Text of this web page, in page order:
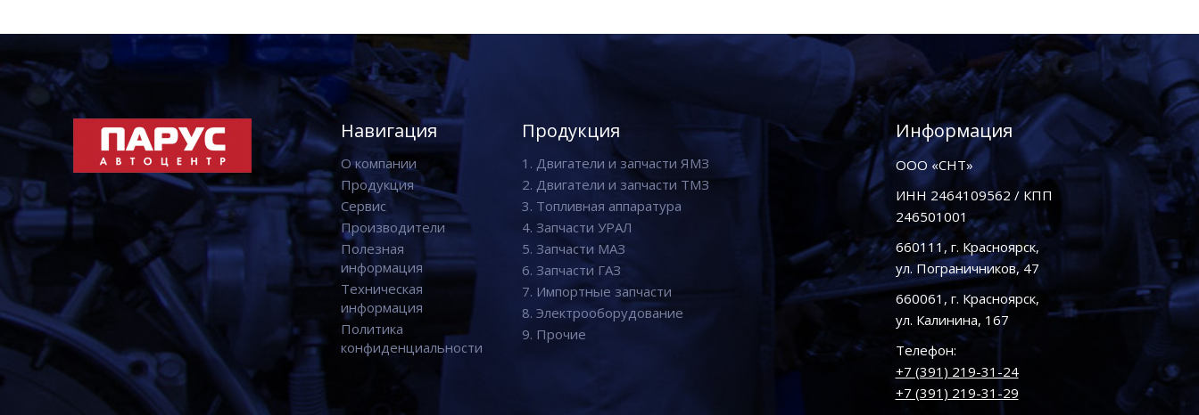
Навигация
О компании
Продукция
Сервис
Производители
Полезная
информация
Техническая
информация
Политика
конфиденциальности
Продукция
1. Двигатели и запчасти ЯМЗ
2. Двигатели и запчасти ТМЗ
3. Топливная аппаратура
4. Запчасти УРАЛ
5. Запчасти МАЗ
6. Запчасти ГАЗ
7. Импортные запчасти
8. Электрооборудование
9. Прочие
Информация
ООО «СНТ»
ИНН 2464109562 / КПП
246501001
660111, г. Красноярск,
ул. Пограничников, 47
660061, г. Красноярск,
ул. Калинина, 167
Телефон:
+7 (391) 219-31-24
+7 (391) 219-31-29